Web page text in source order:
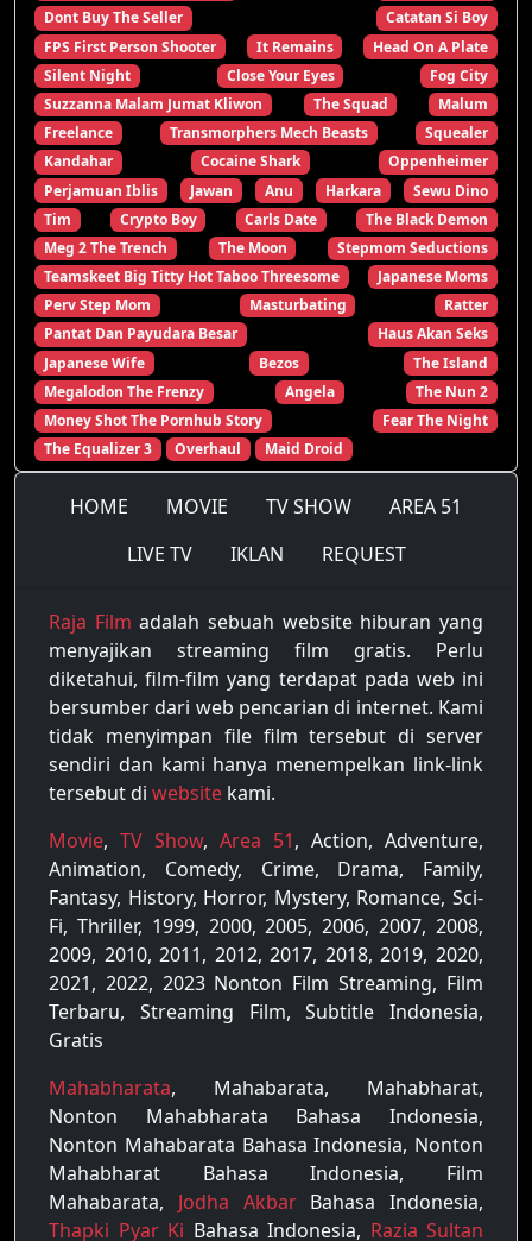
Dont Buy The Seller
Catatan Si Boy
FPS First Person Shooter
It Remains
Head On A Plate
Silent Night
Close Your Eyes
Fog City
Suzzanna Malam Jumat Kliwon
The Squad
Malum
Freelance
Transmorphers Mech Beasts
Squealer
Kandahar
Cocaine Shark
Oppenheimer
Perjamuan Iblis
Jawan Anu Harkara
Sewu Dino
Tim
Crypto Boy Carls Date
The Black Demon
Meg 2 The Trench
The Moon
Stepmom Seductions
Teamskeet Big Titty Hot Taboo Threesome
Japanese Moms
Perv Step Mom
Masturbating
Ratter
Pantat Dan Payudara Besar
Haus Akan Seks
Japanese Wife
Bezos
The Island
Megalodon The Frenzy
Angela
The Nun 2
Money Shot The Pornhub Story
Fear The Night
The Equalizer 3
Overhaul Maid Droid
HOME MOVIE TV SHOW
AREA 51
LIVE TV
IKLAN REQUEST
Raja Film adalah sebuah website hiburan yang
menyajikan streaming film gratis. Perlu
diketahui, film-film yang terdapat pada web ini
bersumber dari web pencarian di internet. Kami
tidak menyimpan file film tersebut di server
sendiri dan kami hanya menempelkan link-link
tersebut di website kami.
Movie, TV Show, Area 51, Action, Adventure,
Animation, Comedy, Crime, Drama, Family,
Fantasy, History, Horror, Mystery, Romance, Sci-
Fi, Thriller, 1999, 2000, 2005, 2006, 2007, 2008,
2009, 2010, 2011, 2012, 2017, 2018, 2019, 2020,
2021, 2022, 2023 Nonton Film Streaming, Film
Terbaru, Streaming Film, Subtitle Indonesia,
Gratis
Mahabharata, Mahabarata, Mahabharat,
Nonton Mahabharata Bahasa Indonesia,
Nonton Mahabarata Bahasa Indonesia, Nonton
Mahabharat Bahasa Indonesia, Film
Mahabarata, Jodha AkbarBahasa Indonesia,
Thapki Pyar Ki Bahasa Indonesia, Razia Sultan